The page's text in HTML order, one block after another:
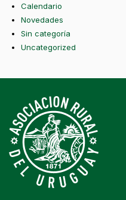
Calendario
Novedades
Sin categoría
Uncategorized